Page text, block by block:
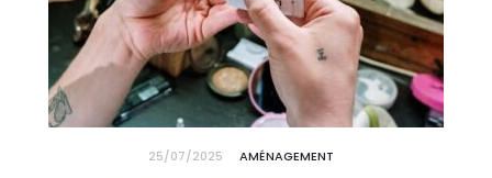
25/07/2025 AMÉNAGEMENT